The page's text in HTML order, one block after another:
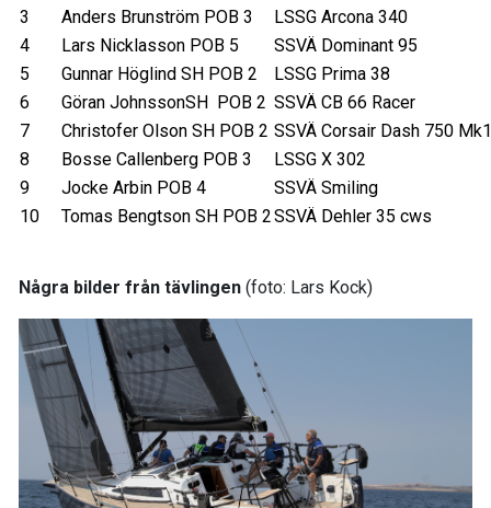
3
Anders Brunström POB 3 LSSG Arcona 340
4
Lars Nicklasson POB 5 SSVÄ Dominant 95
5
Gunnar Höglind SH POB 2 LSSG Prima 38
6
Göran JohnssonSH POB 2 SSVÄ CB 66 Racer
7
Christofer Olson SH POB 2 SSVÄ Corsair Dash 750 Mk1
8
Bosse Callenberg POB 3 LSSG X 302
9
Jocke Arbin POB 4 SSVÄ Smiling
10
Tomas Bengtson SH POB 2SSVÄ Dehler 35 cws
Några bilder från tävlingen (foto: Lars Kock)